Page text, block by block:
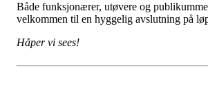
Både funksjonærer, utøvere og
velkommen til en hyggelig avslutning på
Håper vi sees!